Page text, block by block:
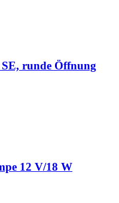
SE, runde Öffnung
12 V/18 W